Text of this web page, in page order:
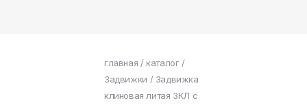
главная / каталог/
Задвижки / Задвижка
клиновая литая ЗКЛ с